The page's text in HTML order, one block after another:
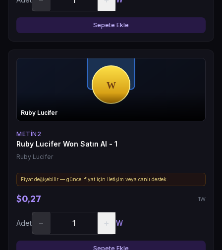
Sepete Ekle
Ruby Lucifer
METIN2
Ruby Lucifer Won Satın Al - 1
Ruby Lucifer
Fiyat değişebilir — güncel fiyat için iletişim veya canlı destek.
$0,27 1W
Adet − + W
Sepete Ekle